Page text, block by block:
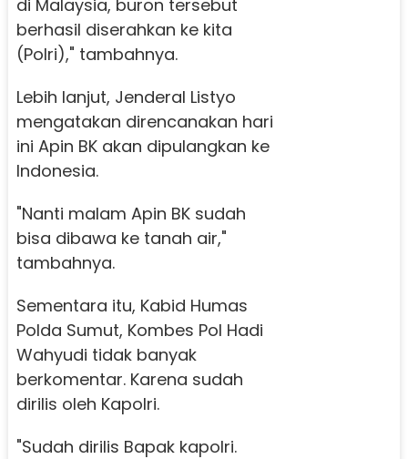
di Malaysia, buron tersebut
berhasil diserahkan ke kita
(Polri)," tambahnya.
Lebih lanjut, Jenderal Listyo
mengatakan direncanakan hari
ini Apin BK akan dipulangkan ke
Indonesia.
"Nanti malam Apin BK sudah
bisa dibawa ke tanah air,"
tambahnya.
Sementara itu, Kabid Humas
Polda Sumut, Kombes Pol Hadi
Wahyudi tidak banyak
berkomentar. Karena sudah
dirilis oleh Kapolri.
"Sudah dirilis Bapak kapolri.